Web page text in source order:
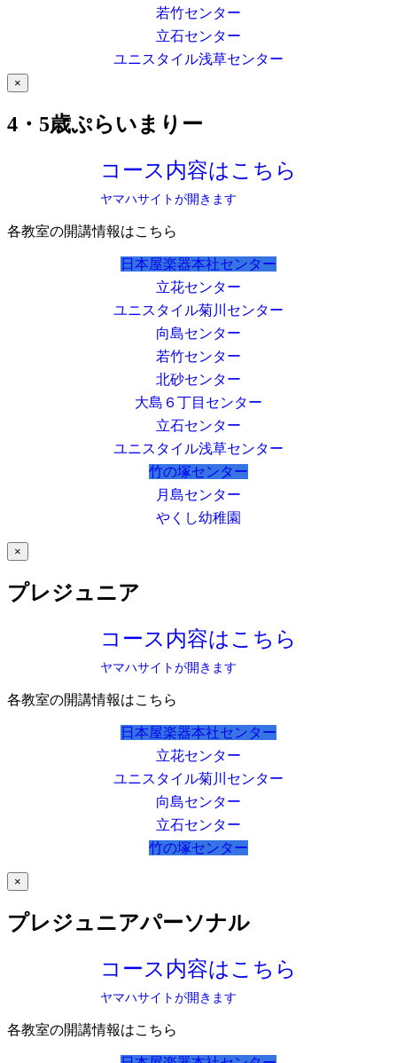
若竹センター
立石センター
ユニスタイル浅草センター
×
4・5歳ぷらいまりー
コース内容はこちら
ヤマハサイトが開きます
各教室の開講情報はこちら
日本屋楽器本社センター
立花センター
ユニスタイル菊川センター
向島センター
若竹センター
北砂センター
大島６丁目センター
立石センター
ユニスタイル浅草センター
竹の塚センター
月島センター
やくし幼稚園
×
プレジュニア
コース内容はこちら
ヤマハサイトが開きます
各教室の開講情報はこちら
日本屋楽器本社センター
立花センター
ユニスタイル菊川センター
向島センター
立石センター
竹の塚センター
×
プレジュニアパーソナル
コース内容はこちら
ヤマハサイトが開きます
各教室の開講情報はこちら